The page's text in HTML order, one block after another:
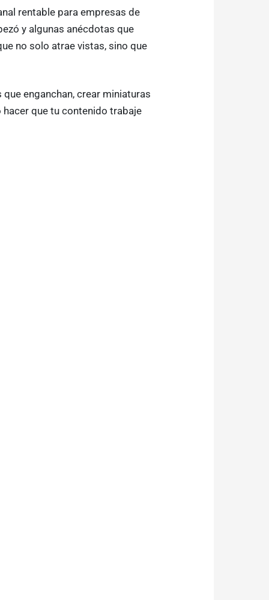
rentable para empresas de
y algunas anécdotas que
no solo atrae vistas, sino que
enganchan, crear miniaturas
que tu contenido trabaje